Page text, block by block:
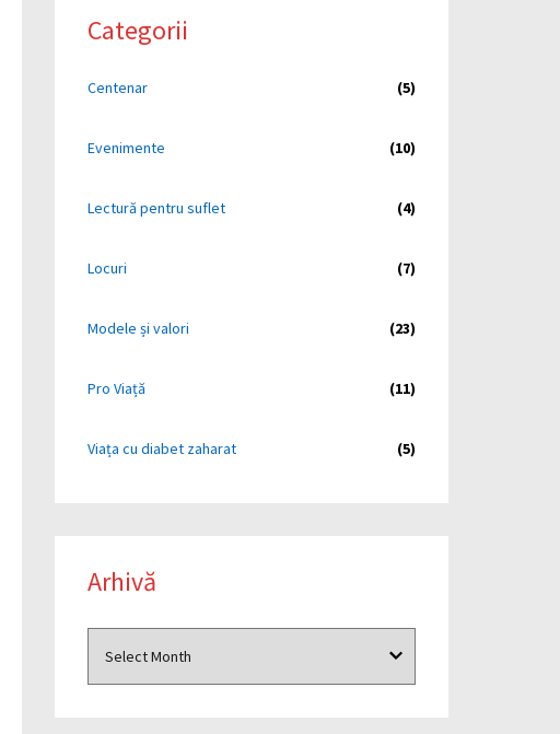
Categorii
Centenar (5)
Evenimente (10)
Lectură pentru suflet (4)
Locuri (7)
Modele și valori (23)
Pro Viață (11)
Viața cu diabet zaharat (5)
Arhivă